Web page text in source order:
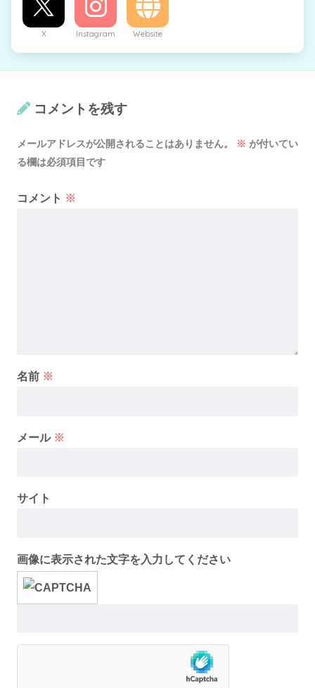
X Instagram Website
コメントを残す
メールアドレスが公開されることはありません。 ※ が付いてい
る欄は必須項目です
コメント ※
名前 ※
メール ※
サイト
画像に表示された文字を入力してください